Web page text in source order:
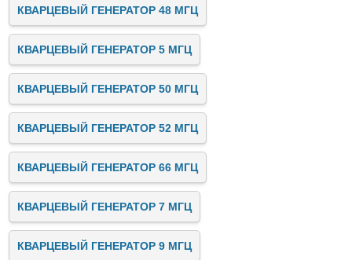
КВАРЦЕВЫЙ ГЕНЕРАТОР 48 МГЦ
КВАРЦЕВЫЙ ГЕНЕРАТОР 5 МГЦ
КВАРЦЕВЫЙ ГЕНЕРАТОР 50 МГЦ
КВАРЦЕВЫЙ ГЕНЕРАТОР 52 МГЦ
КВАРЦЕВЫЙ ГЕНЕРАТОР 66 МГЦ
КВАРЦЕВЫЙ ГЕНЕРАТОР 7 МГЦ
КВАРЦЕВЫЙ ГЕНЕРАТОР 9 МГЦ